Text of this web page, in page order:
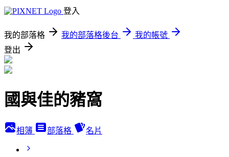
登入
我的部落格 我的部落格後台
我的帳號
登出
國與佳的豬窩
相簿 部落格 名片